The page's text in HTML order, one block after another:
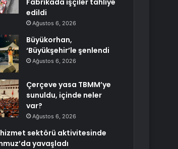
Fabrikada işçiler tahliye
edildi
Ağustos 6, 2026
Büyükorhan,
‘Büyükşehir’le şenlendi
Ağustos 6, 2026
Çerçeve yasa TBMM’ye
sunuldu, içinde neler
var?
Ağustos 6, 2026
hizmet sektörü aktivitesinde
yavaşladı